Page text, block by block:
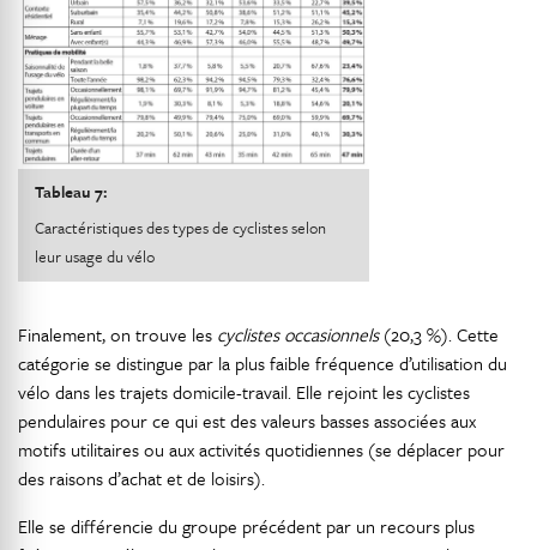
Tableau 7:
Caractéristiques des types de cyclistes selon
leur usage du vélo
Finalement, on trouve les cyclistes occasionnels(20,3 %). Cette
catégorie se distingue par la plus faible fréquence d’utilisation du
vélo dans les trajets domicile-travail. Elle rejoint les cyclistes
pendulaires pour ce qui est des valeurs basses associées aux
motifs utilitaires ou aux activités quotidiennes (se déplacer pour
des raisons d’achat et de loisirs).
Elle se différencie du groupe précédent par un recours plus